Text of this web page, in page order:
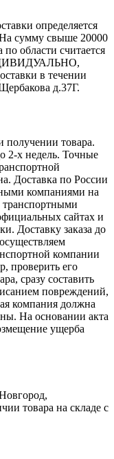
определяется
На сумму свыше 20000
области считается
в течении
д.37Г.
получении товара.
2-х недель. Точные
Доставка по России
компаниями на
сайтах и
Доставку заказа до
компании
проверить его
сразу составить
повреждений,
компания должна
На основании акта
ущерба
товара на складе с